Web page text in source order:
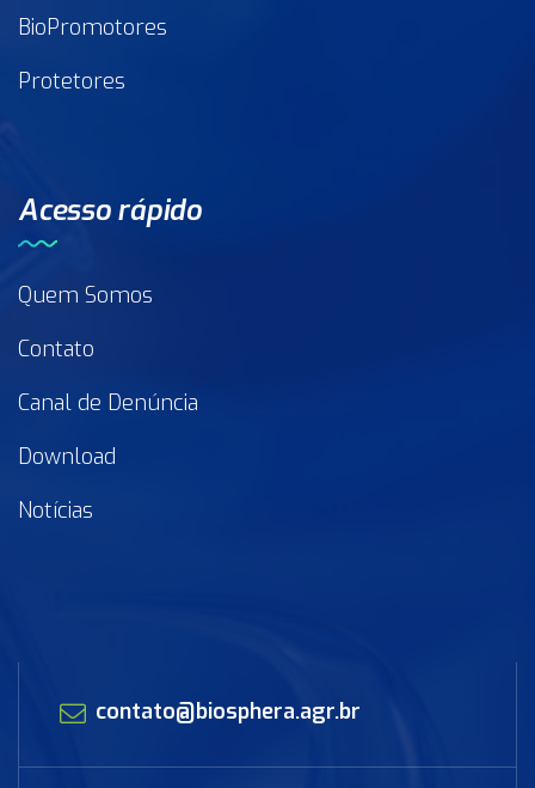
BioPromotores
Protetores
Acesso rápido
Quem Somos
Contato
Canal de Denúncia
Download
Notícias
contato@biosphera.agr.br